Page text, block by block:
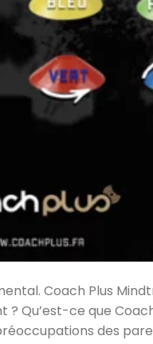
Coach Plus
Qu’est-ce que
des